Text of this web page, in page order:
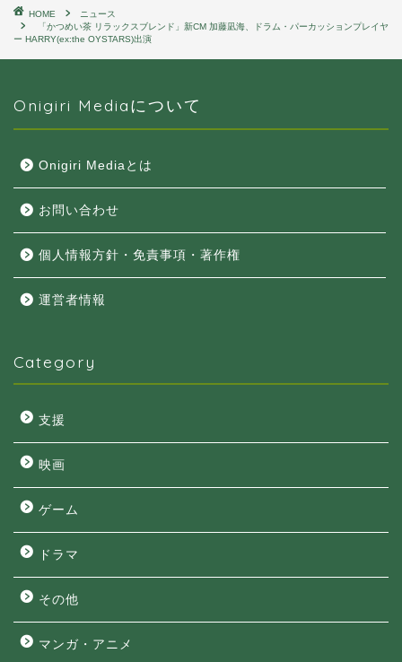
HOME
ニュース
「かつめい茶 リラックスブレンド」新CM 加藤凪海、ドラム・パーカッションプレイヤ
ー HARRY(ex:the OYSTARS)出演
Onigiri Mediaについて
Onigiri Mediaとは
お問い合わせ
個人情報方針・免責事項・著作権
運営者情報
Category
支援
映画
ゲーム
ドラマ
その他
マンガ・アニメ